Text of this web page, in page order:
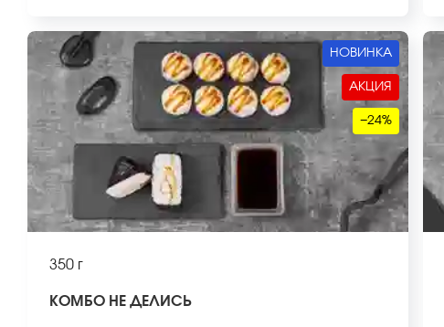
НОВИНКА
АКЦИЯ
−24%
350 г
КОМБО НЕ ДЕЛИСЬ